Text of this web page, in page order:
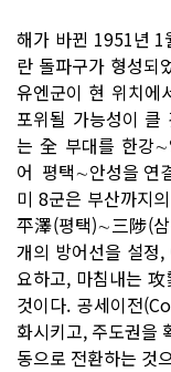
해가 바뀐 1951년 1
란 돌파구가 형성되
유엔군이 현 위치에
포위될 가능성이 클
는 全 부대를 한강∼
어 평택∼안성을 연
미 8군은 부산까
平澤(평택)∼三陟(
개의 방어선을 설정
요하고, 마침내는
것이다. 공세이전
화시키고, 주도권을
동으로 전환하는 것